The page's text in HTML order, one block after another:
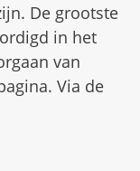
De grootste
in het
van
Via de